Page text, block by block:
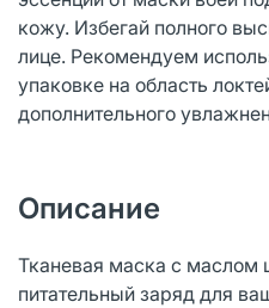
кожу. Избегай полного
лице. Рекомендуем
упаковке на область
дополнительного
Описание
Тканевая маска с маслом
питательный заряд для